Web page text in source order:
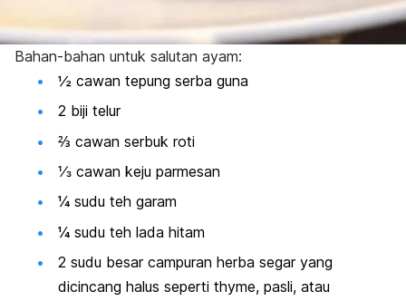
Bahan-bahan untuk salutan ayam:
½ cawan tepung serba guna
2 biji telur
⅔ cawan serbuk roti
⅓ cawan keju parmesan
¼ sudu teh garam
¼ sudu teh lada hitam
2 sudu besar campuran herba segar yang
dicincang halus seperti thyme, pasli, atau